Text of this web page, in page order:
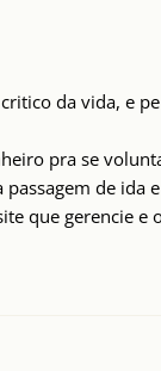
da vida, e
pra se
de ida
que gerencie e